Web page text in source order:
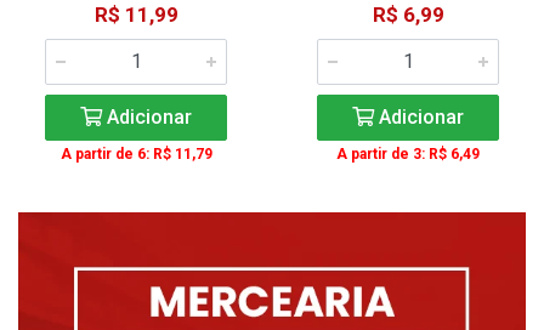
R$ 11,99
Adicionar
A partir de 6: R$ 11,79
R$ 6,99
Adicionar
A partir de 3: R$ 6,49